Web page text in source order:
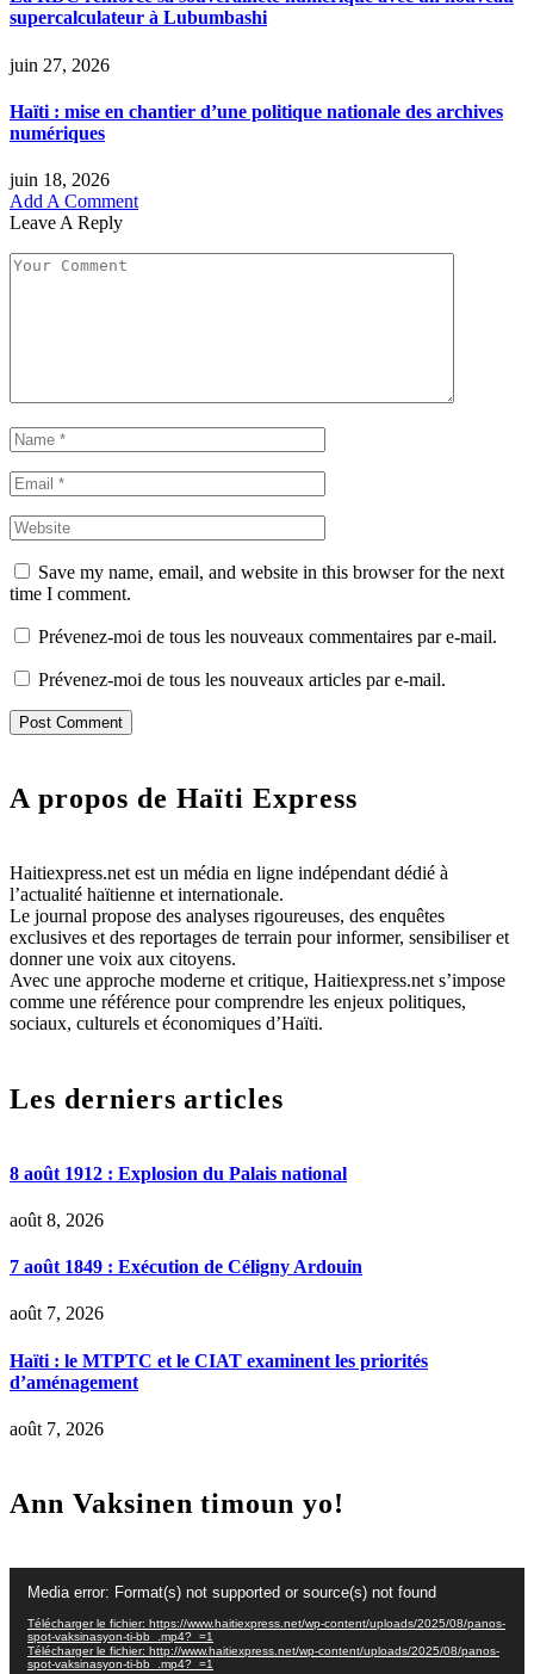
supercalculateur à Lubumbashi
juin 27, 2026
Haïti : mise en chantier d’une politique nationale des archives
numériques
juin 18, 2026
Add A Comment
Leave A Reply
Save my name, email, and website in this browser for the next
time I comment.
Prévenez-moi de tous les nouveaux commentaires par e-mail.
Prévenez-moi de tous les nouveaux articles par e-mail.
A propos de Haïti Express
Haitiexpress.net est un média en ligne indépendant dédié à
l’actualité haïtienne et internationale.
Le journal propose des analyses rigoureuses, des enquêtes
exclusives et des reportages de terrain pour informer, sensibiliser et
donner une voix aux citoyens.
Avec une approche moderne et critique, Haitiexpress.net s’impose
comme une référence pour comprendre les enjeux politiques,
sociaux, culturels et économiques d’Haïti.
Les derniers articles
8 août 1912 : Explosion du Palais national
août 8, 2026
7 août 1849 : Exécution de Céligny Ardouin
août 7, 2026
Haïti : le MTPTC et le CIAT examinent les priorités
d’aménagement
août 7, 2026
Ann Vaksinen timoun yo!
vidéo
Media error: Format(s) not supported or source(s) not found
Télécharger le fichier: https://www.haitiexpress.net/wp-content/uploads/2025/08/panos-
spot-vaksinasyon-ti-bb_.mp4?_=1
Télécharger le fichier: http://www.haitiexpress.net/wp-content/uploads/2025/08/panos-
spot-vaksinasyon-ti-bb_.mp4?_=1